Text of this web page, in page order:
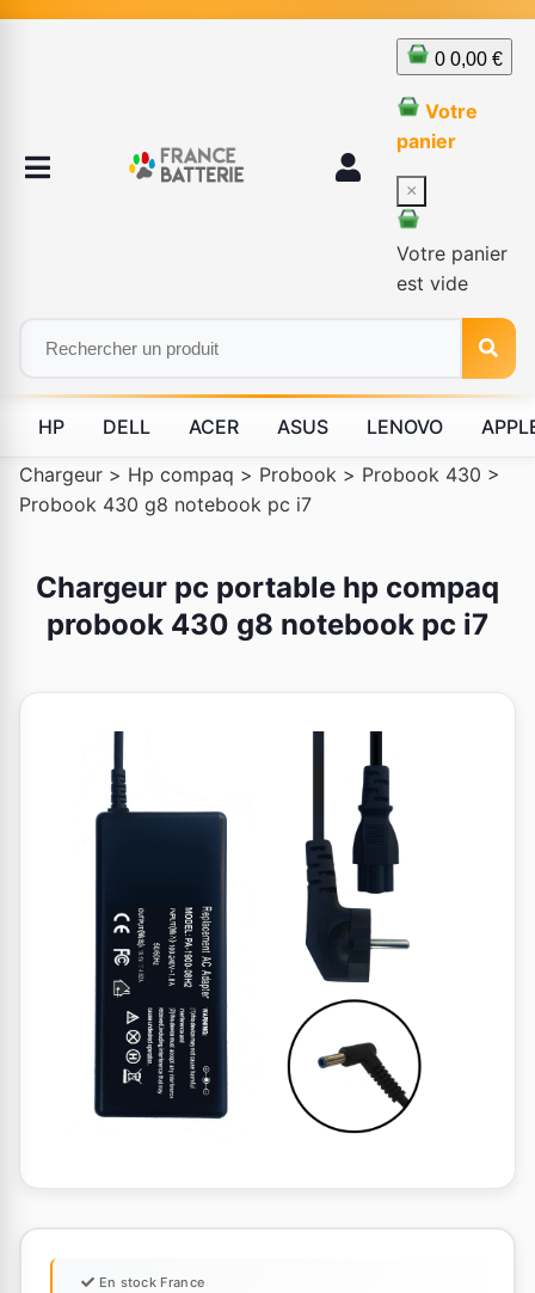
0 0,00 €
Votre
panier
×
Votre panier
est vide
HP DELL ACER ASUS LENOVO
Chargeur > Hp compaq > Probook > Probook 430 >
Probook 430 g8 notebook pc i7
Chargeur pc portable hp compaq
probook 430 g8 notebook pc i7
En stock France